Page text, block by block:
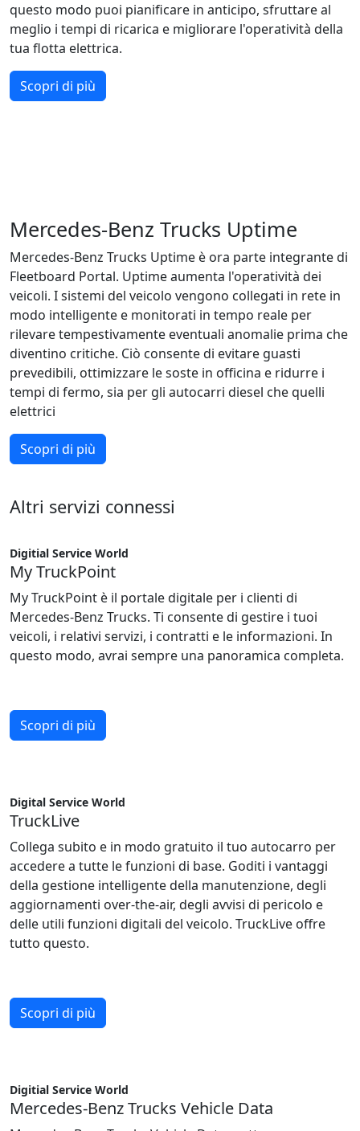
questo modo puoi pianificare in anticipo, sfruttare al
meglio i tempi di ricarica e migliorare l'operatività della
tua flotta elettrica.
Scopri di più
Mercedes-Benz Trucks Uptime
Mercedes‑Benz Trucks Uptime è ora parte integrante di
Fleetboard Portal. Uptime aumenta l'operatività dei
veicoli. I sistemi del veicolo vengono collegati in rete in
modo intelligente e monitorati in tempo reale per
rilevare tempestivamente eventuali anomalie prima che
diventino critiche. Ciò consente di evitare guasti
prevedibili, ottimizzare le soste in officina e ridurre i
tempi di fermo, sia per gli autocarri diesel che quelli
elettrici
Scopri di più
Altri servizi connessi
Digitial Service World
My TruckPoint
My TruckPoint è il portale digitale per i clienti di
Mercedes-Benz Trucks. Ti consente di gestire i tuoi
veicoli, i relativi servizi, i contratti e le informazioni. In
questo modo, avrai sempre una panoramica completa.
Scopri di più
Digital Service World
TruckLive
Collega subito e in modo gratuito il tuo autocarro per
accedere a tutte le funzioni di base. Goditi i vantaggi
della gestione intelligente della manutenzione, degli
aggiornamenti over-the-air, degli avvisi di pericolo e
delle utili funzioni digitali del veicolo. TruckLive offre
tutto questo.
Scopri di più
Digitial Service World
Mercedes-Benz Trucks Vehicle Data